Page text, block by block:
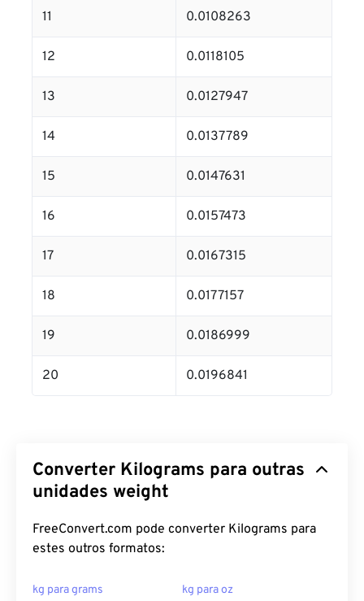
11 0.0108263
12 0.0118105
13 0.0127947
14 0.0137789
15 0.0147631
16 0.0157473
17 0.0167315
18 0.0177157
19 0.0186999
20 0.0196841
Converter Kilograms para outras
unidades weight
FreeConvert.com pode converter Kilograms para
estes outros formatos:
kg para grams kg para oz